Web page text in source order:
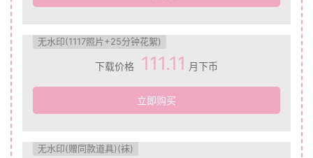
无水印(1117照片+25分钟花絮)
下载价格 111.11 月下币
立即购买
无水印(赠同款道具)(袜)